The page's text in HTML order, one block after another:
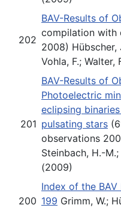
202
BAV-Results of
compilation with
2008) Hübscher,
Vohla, F.; Walter,
201
BAV-Results of
Photoelectric
eclipsing
pulsating stars
observations
Steinbach, H.-
(2009)
200
Index of the
199 Grimm, W.;